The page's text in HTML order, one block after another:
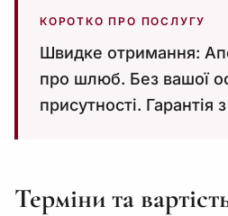
КОРОТКО ПРО ПОСЛУГУ
Швидке отримання:
про шлюб. Без вашої
присутності. Гарантія
Терміни та